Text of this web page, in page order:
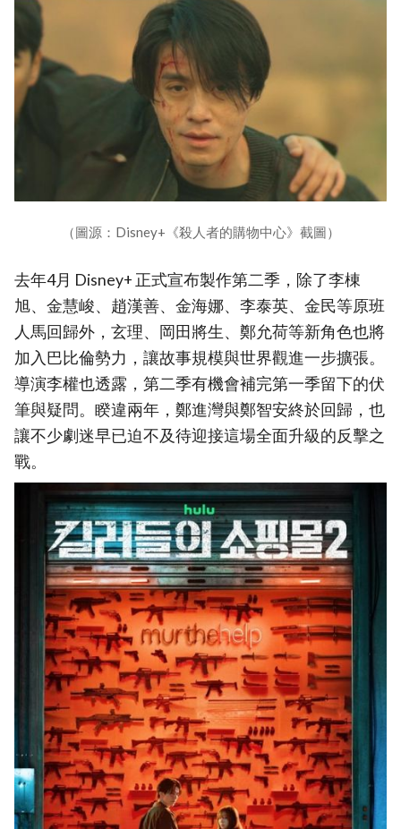
（圖源：Disney+《殺人者的購物中心》截圖）
去年4月 Disney+ 正式宣布製作第二季，除了李棟
旭、金慧峻、趙漢善、金海娜、李泰英、金民等原班
人馬回歸外，玄理、岡田將生、鄭允荷等新角色也將
加入巴比倫勢力，讓故事規模與世界觀進一步擴張。
導演李權也透露，第二季有機會補完第一季留下的伏
筆與疑問。睽違兩年，鄭進灣與鄭智安終於回歸，也
讓不少劇迷早已迫不及待迎接這場全面升級的反擊之
戰。